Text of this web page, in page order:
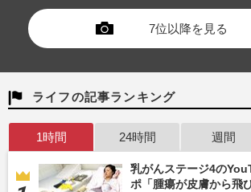
7位以降を見る
ライフの記事ランキング
1時間 24時間 週間
乳がんステージ4の
ポ「腫瘍が皮膚から飛